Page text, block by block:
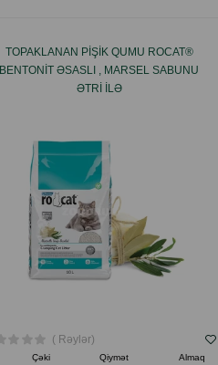
TOPAKLANAN PIŞIK QUMU ROCAT®
BENTONIT ƏSASLI , MARSEL SABUNU
ƏTRI ILƏ
( Rəylər)
Çəki Qiymət
Almaq